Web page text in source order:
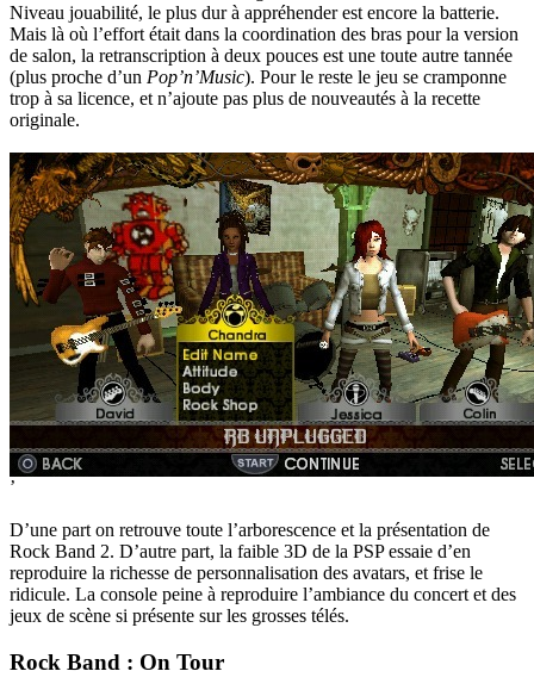
Niveau jouabilité, le plus dur à appréhender est encore la batterie.
Mais là où l’effort était dans la coordination des bras pour la version
de salon, la retranscription à deux pouces est une toute autre tannée
(plus proche d’un Pop’n’Music). Pour le reste le jeu se cramponne
trop à sa licence, et n’ajoute pas plus de nouveautés à la recette
originale.
’
D’une part on retrouve toute l’arborescence et la présentation de
Rock Band 2. D’autre part, la faible 3D de la PSP essaie d’en
reproduire la richesse de personnalisation des avatars, et frise le
ridicule. La console peine à reproduire l’ambiance du concert et des
jeux de scène si présente sur les grosses télés.
Rock Band : On Tour